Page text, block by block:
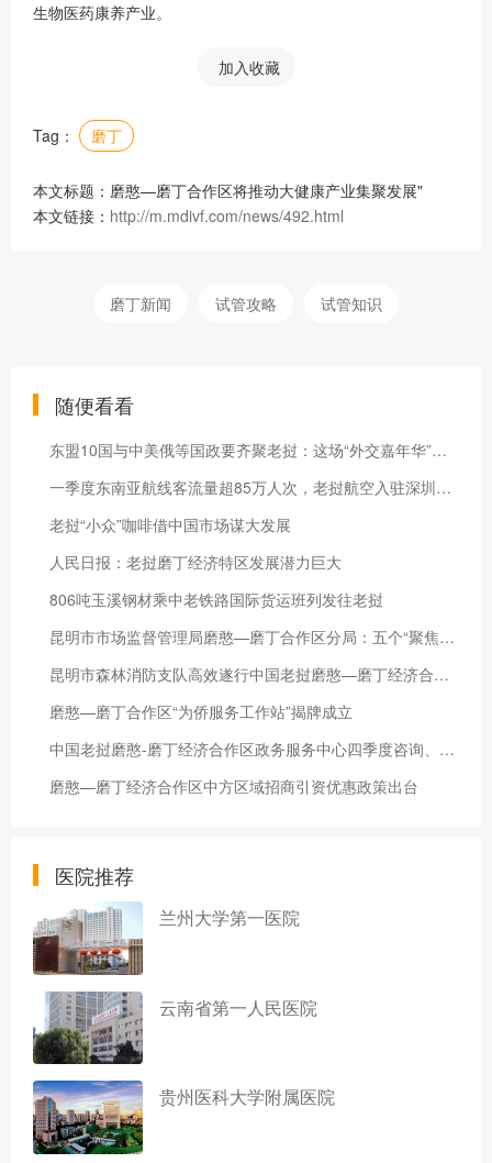
生物医药康养产业。
加入收藏
Tag： 磨丁
本文标题：磨憨—磨丁合作区将推动大健康产业集聚发展"
本文链接： http://m.mdivf.com/news/492.html
磨丁新闻 试管攻略 试管知识
随便看看
东盟10国与中美俄等国政要齐聚老挝：这场“外交嘉年华”有何看点？
一季度东南亚航线客流量超85万人次，老挝航空入驻深圳机场
老挝“小众”咖啡借中国市场谋大发展
人民日报：老挝磨丁经济特区发展潜力巨大
806吨玉溪钢材乘中老铁路国际货运班列发往老挝
昆明市市场监督管理局磨憨—磨丁合作区分局：五个“聚焦”立标杆
昆明市森林消防支队高效遂行中国老挝磨憨—磨丁经济合作区抢险救援任务
磨憨—磨丁合作区“为侨服务工作站”揭牌成立
中国老挝磨憨-磨丁经济合作区政务服务中心四季度咨询、办件量公示
磨憨—磨丁经济合作区中方区域招商引资优惠政策出台
医院推荐
兰州大学第一医院
云南省第一人民医院
贵州医科大学附属医院